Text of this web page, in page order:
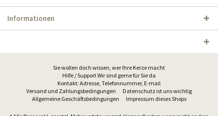
Informationen
Sie wollen doch wissen, wer Ihre Kerze macht
Hilfe / Support Wir sind gerne für Sie da
Kontakt: Adresse, Telefonnummer, E-mail
Versand und Zahlungsbedingungen
Datenschutz ist uns wichtig
Allgemeine Geschäftsbedingungen
Impressum dieses Shops